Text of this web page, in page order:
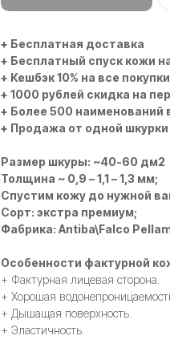
+ Бесплатная доставка
+ Бесплатный спуск кожи
+ Кешбэк 10% на все покупки
+ 1000 рублей скидка на
+ Более 500 наименований
+ Продажа от одной шкурки
Размер шкуры: ~40-60 дм2
Толщина ~ 0,9 – 1,1 – 1,3 мм;
Спустим кожу до нужной
Сорт: экстра премиум;
Фабрика: Antiba\Falco
Особенности фактурной
+ Фактурная лицевая сторона.
+ Хорошая
+ Дышащая поверхность.
+ Эластичность.